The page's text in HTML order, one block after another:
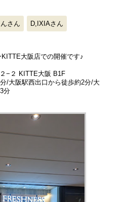
さん D,IXIAさん
大阪店での開催です♪
−２ KITTE大阪 B1F
/大阪駅西出口から徒歩約2分/大
分